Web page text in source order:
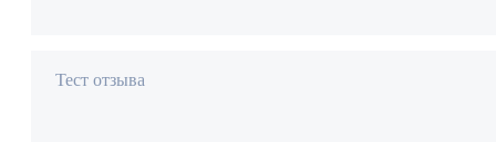
Тест отзыва